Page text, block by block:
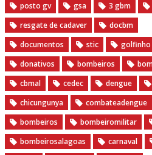
posto gv
gsa 3 gbm
resgate de cadaver
docbm
documentos
stic
golfinho
donativos
bombeiros
cbmal
cedec dengue
chicungunya
combateadengue
bombeiros
bombeiromilitar
bombeirosalagoas
carnaval